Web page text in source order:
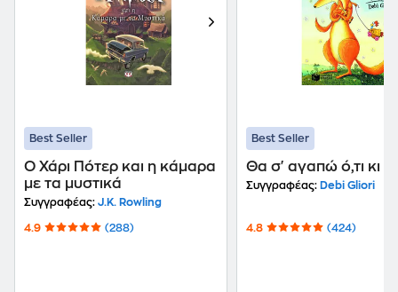
Best Seller
Ο Χάρι Πότερ και η κάμαρα
με τα μυστικά
Συγγραφέας: J.K. Rowling
4.9 (288)
Best Seller
Θα σ' αγαπώ ό,τι κι αν
Συγγραφέας: Debi Gliori
4.8 (424)